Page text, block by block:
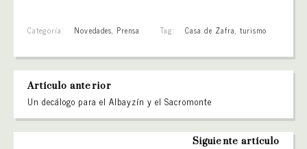
Categoría: Novedades, Prensa Tag: Casa de Zafra, turismo
Artículo anterior
Un decálogo para el Albayzín y el Sacromonte
Siguiente artículo